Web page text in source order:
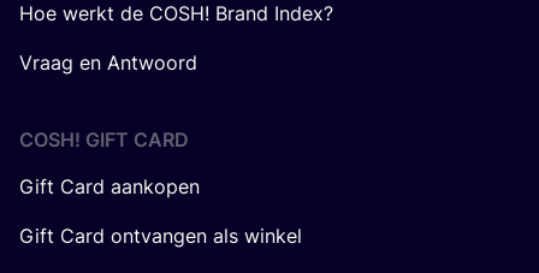
Algemene Voorwaarden voor gebruikers
Algemene Voorwaarden voor winkels
Gesteund door